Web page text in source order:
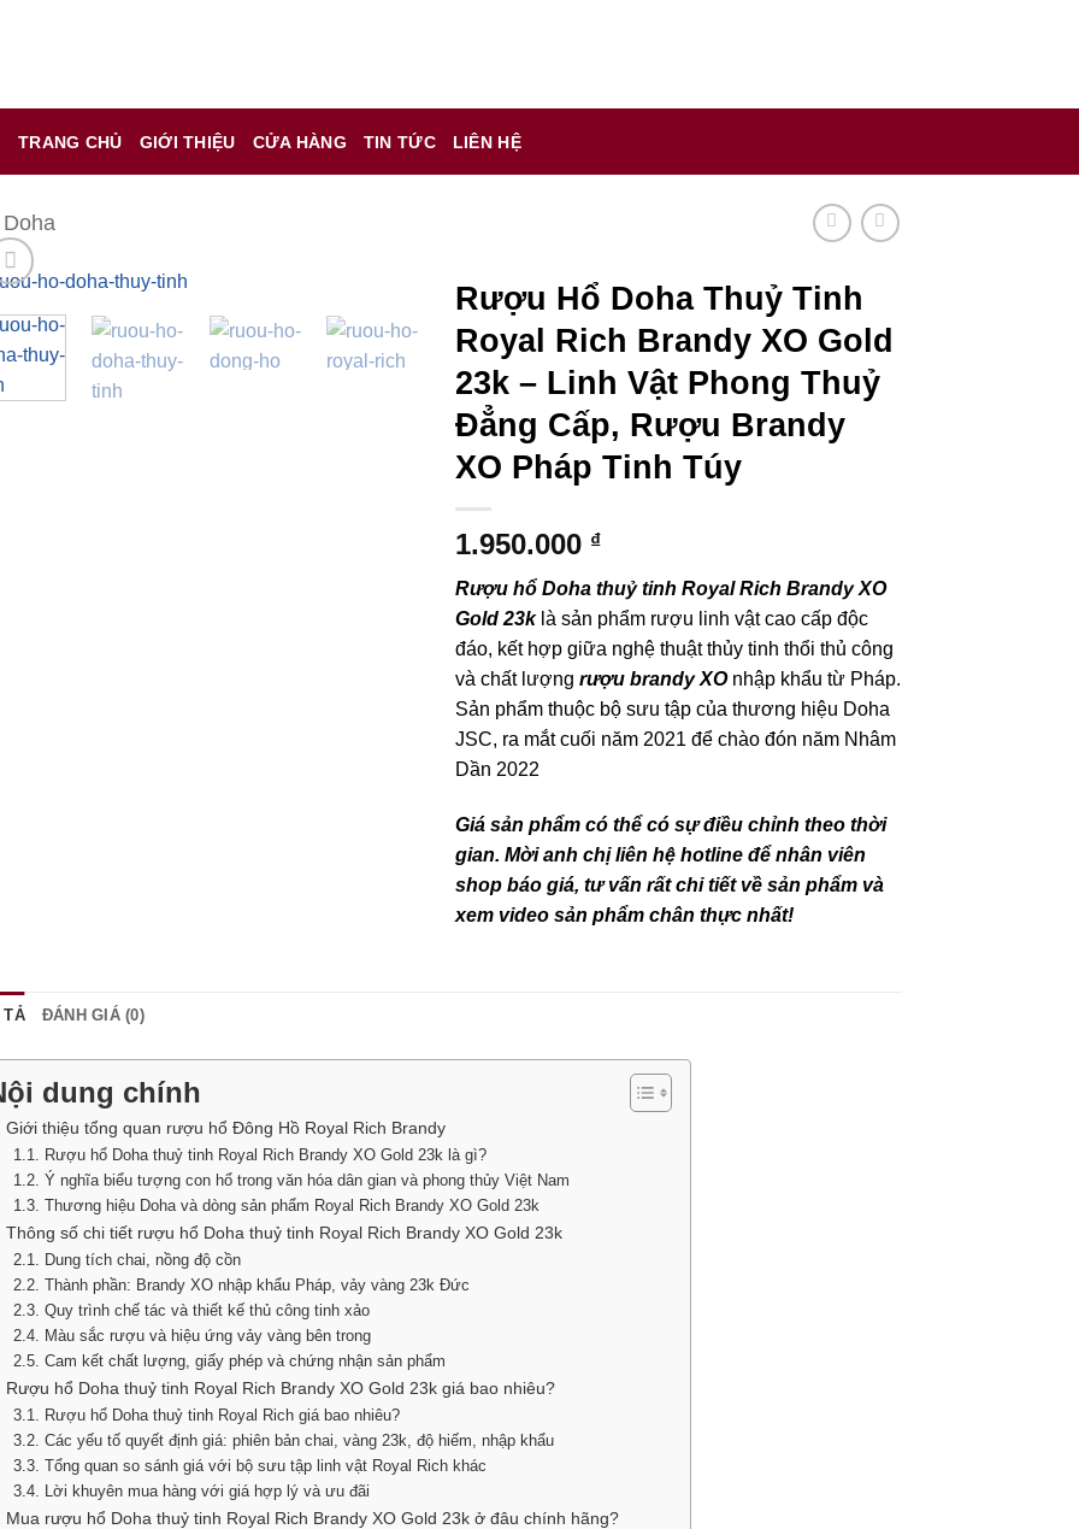
đang mang thai.
TRANG CHỦ GIỚI THIỆU CỬA HÀNG TIN TỨC LIÊN HỆ
Rượu Hổ Doha Thuỷ Tinh
Royal Rich Brandy XO Gold
23k – Linh Vật Phong Thuỷ
Đẳng Cấp, Rượu Brandy
XO Pháp Tinh Túy
1.950.000 ₫
Rượu hổ Doha thuỷ tinh Royal Rich Brandy XO
Gold 23klà sản phẩm rượu linh vật cao cấp độc
đáo, kết hợp giữa nghệ thuật thủy tinh thổi thủ công
và chất lượngrượu brandy XOnhập khẩu từ Pháp.
Sản phẩm thuộc bộ sưu tập của thương hiệu Doha
JSC, ra mắt cuối năm 2021 để chào đón năm Nhâm
Dần 2022
Giá sản phẩm có thể có sự điều chỉnh theo thời
gian. Mời anh chị liên hệ hotline để nhân viên
shop báo giá, tư vấn rất chi tiết về sản phẩm và
xem video sản phẩm chân thực nhất!
TẢ ĐÁNH GIÁ (0)
dung chính
Giới thiệu tổng quan rượu hổ Đông Hồ Royal Rich Brandy
1.1. Rượu hổ Doha thuỷ tinh Royal Rich Brandy XO Gold 23k là gì?
1.2. Ý nghĩa biểu tượng con hổ trong văn hóa dân gian và phong thủy Việt Nam
1.3. Thương hiệu Doha và dòng sản phẩm Royal Rich Brandy XO Gold 23k
Thông số chi tiết rượu hổ Doha thuỷ tinh Royal Rich Brandy XO Gold 23k
2.1. Dung tích chai, nồng độ cồn
2.2. Thành phần: Brandy XO nhập khẩu Pháp, vảy vàng 23k Đức
2.3. Quy trình chế tác và thiết kế thủ công tinh xảo
2.4. Màu sắc rượu và hiệu ứng vảy vàng bên trong
2.5. Cam kết chất lượng, giấy phép và chứng nhận sản phẩm
Rượu hổ Doha thuỷ tinh Royal Rich Brandy XO Gold 23k giá bao nhiêu?
3.1. Rượu hổ Doha thuỷ tinh Royal Rich giá bao nhiêu?
3.2. Các yếu tố quyết định giá: phiên bản chai, vàng 23k, độ hiếm, nhập khẩu
3.3. Tổng quan so sánh giá với bộ sưu tập linh vật Royal Rich khác
3.4. Lời khuyên mua hàng với giá hợp lý và ưu đãi
Mua rượu hổ Doha thuỷ tinh Royal Rich Brandy XO Gold 23k ở đâu chính hãng?